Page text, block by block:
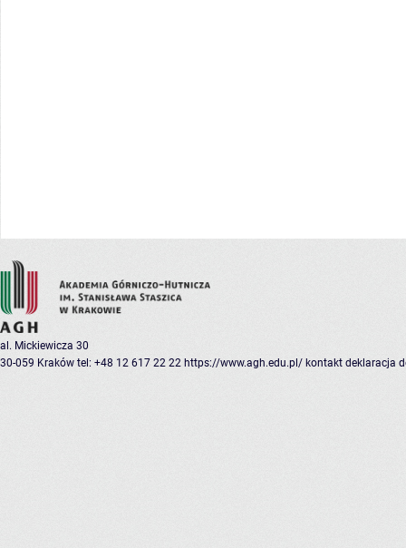
al. Mickiewicza 30
30-059 Kraków tel: +48 12 617 22 22 https://www.agh.edu.pl/ kontakt deklaracja